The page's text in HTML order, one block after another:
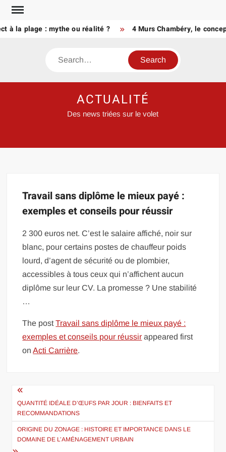
Skip
content
à la plage : mythe ou réalité ? 4 Murs Chambéry, le
Search
ACTUALITÉ
Des news triées sur le volet
Travail sans diplôme le mieux payé :
exemples et conseils pour réussir
2 300 euros net. C’est le salaire affiché, noir sur
blanc, pour certains postes de chauffeur poids
lourd, d’agent de sécurité ou de plombier,
accessibles à tous ceux qui n’affichent aucun
diplôme sur leur CV. La promesse ? Une stabilité
…
The postTravail sans diplôme le mieux payé :
exemples et conseils pour réussir appeared first
onActi Carrière.
Navigation
de
l’article
QUANTITÉ IDÉALE D’ŒUFS PAR JOUR : BIENFAITS ET
RECOMMANDATIONS
ORIGINE DU ZONAGE : HISTOIRE ET IMPORTANCE DANS LE
DOMAINE DE L’AMÉNAGEMENT URBAIN